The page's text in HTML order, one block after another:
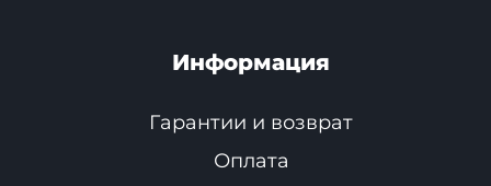
Информация
Гарантии и возврат
Оплата